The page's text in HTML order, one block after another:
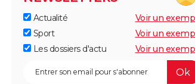
Actualité
Voir un
Sport
Voir un
Les dossiers d'actu
Voir un